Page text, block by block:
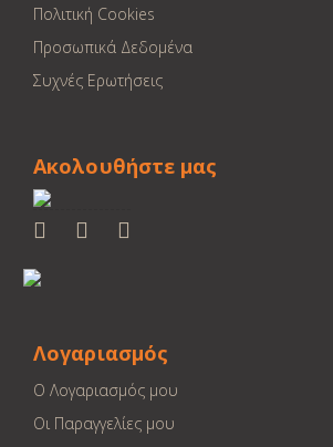
Πολιτική Cookies
Προσωπικά Δεδομένα
Συχνές Ερωτήσεις
Ακολουθήστε μας
Λογαριασμός
Ο Λογαριασμός μου
Οι Παραγγελίες μου